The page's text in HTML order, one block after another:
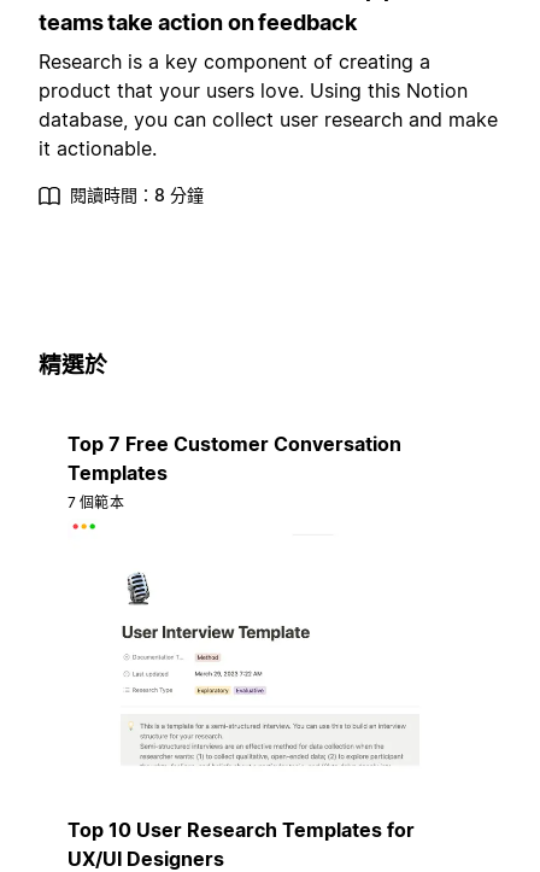
teams take action on feedback
Research is a key component of creating a
product that your users love. Using this Notion
database, you can collect user research and make
it actionable.
閱讀時間：8 分鐘
精選於
Top 7 Free Customer Conversation
Templates
7 個範本
Top 10 User Research Templates for
UX/UI Designers